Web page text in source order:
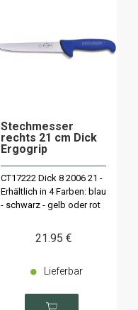
Stechmesser
rechts 21 cm Dick
Ergogrip
CT17222 Dick 8 2006 21 -
Erhältlich in 4 Farben: blau
- schwarz - gelb oder rot
21.95 €
Lieferbar